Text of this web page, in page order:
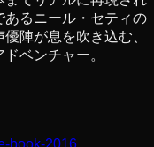
るニール・セティの
陣が息を吹き込む、
ベンチャー。